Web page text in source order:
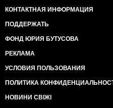
КОНТАКТНАЯ ИНФОРМАЦИЯ
ПОДДЕРЖАТЬ
ФОНД ЮРИЯ БУТУСОВА
РЕКЛАМА
УСЛОВИЯ ПОЛЬЗОВАНИЯ
ПОЛИТИКА
НОВИНИ СВІЖІ